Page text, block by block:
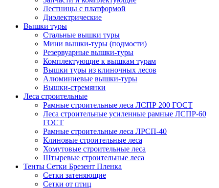
Лестницы с платформой
Диэлектрические
Вышки туры
Стальные вышки туры
Мини вышки-туры (подмости)
Резервуарные вышки-туры
Комплектующие к вышкам турам
Вышки туры из клиночных лесов
Алюминиевые вышки-туры
Вышки-стремянки
Леса строительные
Рамные строительные леса ЛСПР 200 ГОСТ
Леса строительные усиленные рамные ЛСПР-60
ГОСТ
Рамные строительные леса ЛРСП-40
Клиновые строительные леса
Хомутовые строительные леса
Штыревые строительные леса
Тенты Сетки Брезент Пленка
Сетки затеняющие
Сетки от птиц